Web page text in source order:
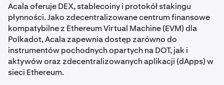
Acala oferuje DEX, stablecoiny i protokół stakingu
płynności. Jako zdecentralizowane centrum finansowe
kompatybilne z Ethereum Virtual Machine (EVM) dla
Polkadot, Acala zapewnia dostęp zarówno do
instrumentów pochodnych opartych na DOT, jak i
aktywów oraz zdecentralizowanych aplikacji (dApps) w
sieci Ethereum.